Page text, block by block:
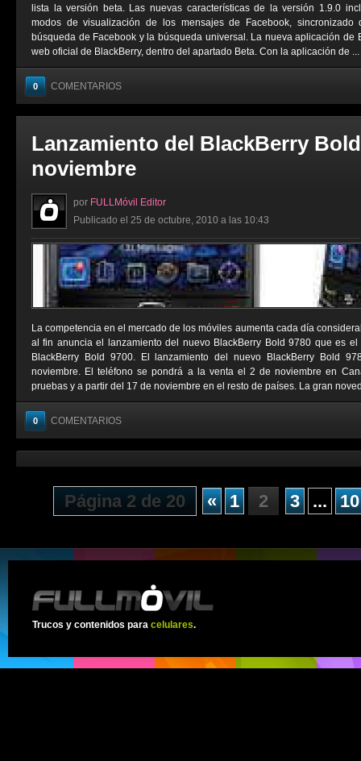
lista la versión beta. Las nuevas características de la versión 1.9.0
modos de visualización de los mensajes de Facebook,
búsqueda de Facebook y la búsqueda universal. La nueva aplicación de
web oficial de BlackBerry, dentro del apartado Beta. Con la aplicación de ...
0 COMENTARIOS
Lanzamiento del BlackBerry
noviembre
por FULLMóvil Editor
Publicado el 25 de octubre, 2010 a las 10:43
La competencia en el mercado de los móviles aumenta cada día
al fin anuncia el lanzamiento del nuevo BlackBerry Bold 9780 que es
BlackBerry Bold 9700. El lanzamiento del nuevo BlackBerry Bold
noviembre. El teléfono se pondrá a la venta el 2 de noviembre en
pruebas y a partir del 17 de noviembre en el resto de países. La gran
0 COMENTARIOS
Página 2 de 20 « 1 2 3 ... 10
Trucos y contenidos para celulares.